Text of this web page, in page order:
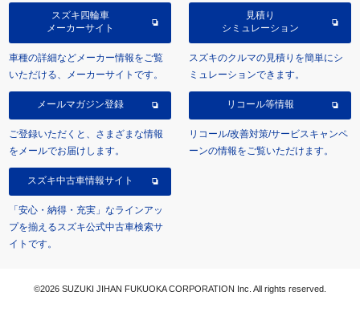
スズキ四輪車
メーカーサイト
車種の詳細などメーカー情報をご覧
いただける、メーカーサイトです。
見積り
シミュレーション
スズキのクルマの見積りを簡単にシ
ミュレーションできます。
メールマガジン登録
ご登録いただくと、さまざまな情報
をメールでお届けします。
リコール等情報
リコール/改善対策/サービスキャンペ
ーンの情報をご覧いただけます。
スズキ中古車情報サイト
「安心・納得・充実」なラインアッ
プを揃えるスズキ公式中古車検索サ
イトです。
©2026 SUZUKI JIHAN FUKUOKA CORPORATION Inc. All rights reserved.